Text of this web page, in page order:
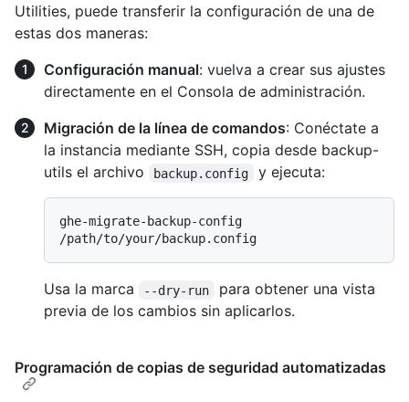
Utilities, puede transferir la configuración de una de
estas dos maneras:
Configuración manual: vuelva a crear sus ajustes
directamente en el Consola de administración.
Migración de la línea de comandos: Conéctate a
la instancia mediante SSH, copia desde backup-
utils el archivo
backup.config y ejecuta:
ghe-migrate-backup-config
Usa la marca --dry-run
para obtener una vista
previa de los cambios sin aplicarlos.
Programación de copias de seguridad automatizadas